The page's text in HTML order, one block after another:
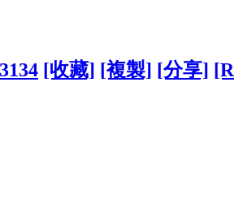
[收藏] [複製] [分享]